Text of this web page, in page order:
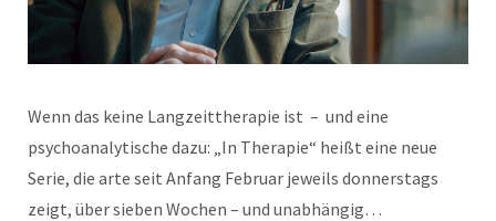
Wenn das keine Langzeittherapie ist – und eine
psychoanalytische dazu: „In Therapie“ heißt eine neue
Serie, die arte seit Anfang Februar jeweils donnerstags
zeigt, über sieben Wochen – und unabhängig…